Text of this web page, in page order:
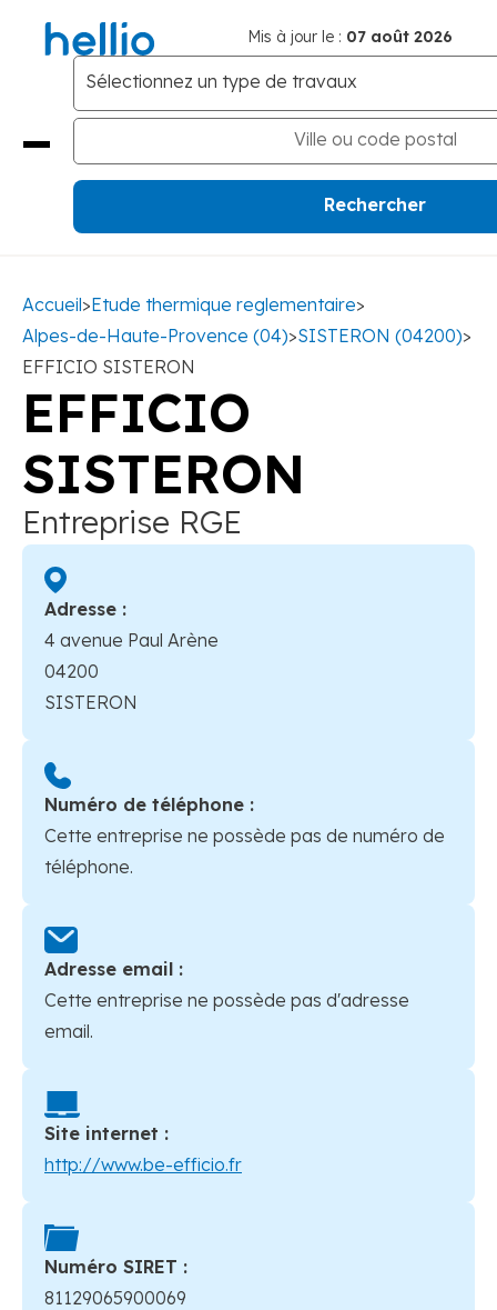
Mis à jour le : 07 août 2026
Accueil>Etude thermique reglementaire>
Alpes-de-Haute-Provence (04)>SISTERON (04200)>
EFFICIO SISTERON
EFFICIO
SISTERON
Entreprise RGE
Adresse :
4 avenue Paul Arène
04200
SISTERON
Numéro de téléphone :
Cette entreprise ne possède pas de numéro de
téléphone.
Adresse email :
Cette entreprise ne possède pas d'adresse
email.
Site internet :
http://www.be-efficio.fr
Numéro SIRET :
81129065900069